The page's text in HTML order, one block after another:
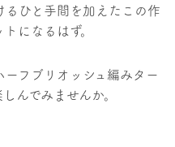
ひと手間を加えたこの作
になるはず。
フブリオッシュ編みター
んでみませんか。